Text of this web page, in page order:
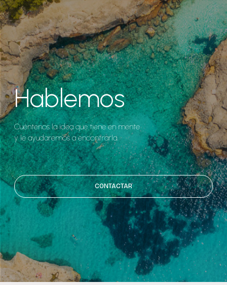
Hablemos
Cuéntenos la idea que tiene en mente
y le ayudaremos a encontrarla.
CONTACTAR